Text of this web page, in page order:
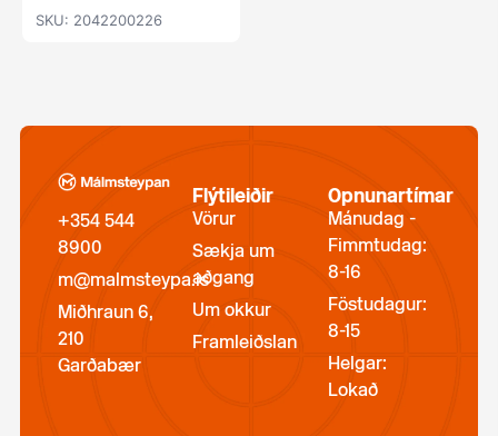
SKU: 2042200226
+354 544
8900
m@malmsteypa.is
Miðhraun 6,
210
Garðabær
Flýtileiðir
Vörur
Sækja um
aðgang
Um okkur
Framleiðslan
Opnunartímar
Mánudag -
Fimmtudag:
8-16
Föstudagur:
8-15
Helgar:
Lokað